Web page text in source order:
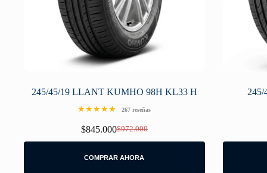
245/45/19 LLANT KUMHO 98H KL33 H
★★★★★ 267 reseñas
$972.000
Original
price
$972.000.
$845.000Current
price
$845.000.
COMPRAR AHORA